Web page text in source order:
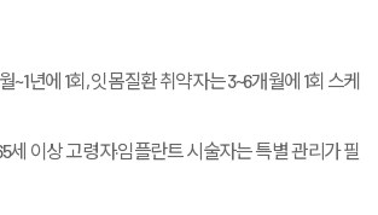
~1년에 1회, 잇몸질환 취약자는 3~6개월에 1회 스케
세 이상 고령자·임플란트 시술자는 특별 관리가 필